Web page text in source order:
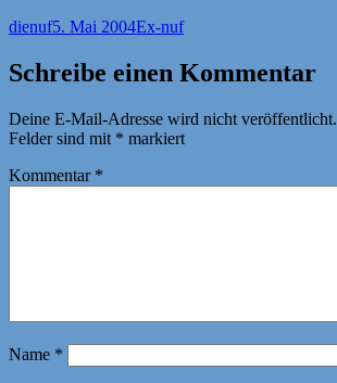
Autor
dienufVeröffentlicht
5. Mai 2004Kategorien
Ex-nuf
Schreibe einen Kommentar
Deine E-Mail-Adresse wird nicht veröffentlicht.
Felder sind mit * markiert
Kommentar *
Name *